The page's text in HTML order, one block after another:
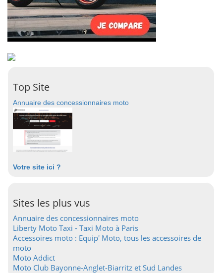
Top Site
Annuaire des concessionnaires moto
Votre site ici ?
Sites les plus vus
Annuaire des concessionnaires moto
Liberty Moto Taxi - Taxi Moto à Paris
Accessoires moto : Equip' Moto, tous les accessoires de
moto
Moto Addict
Moto Club Bayonne-Anglet-Biarritz et Sud Landes